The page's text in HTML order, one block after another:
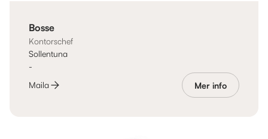
Bosse
Kontorschef
Sollentuna
-
Maila
Mer info